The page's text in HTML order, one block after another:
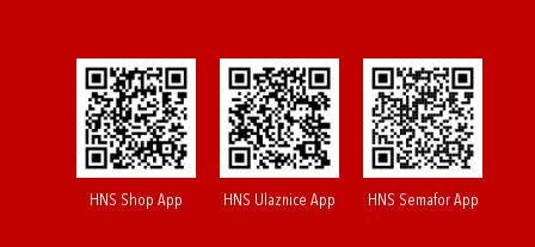
HNS Shop App HNS Ulaznice App HNS Semafor App